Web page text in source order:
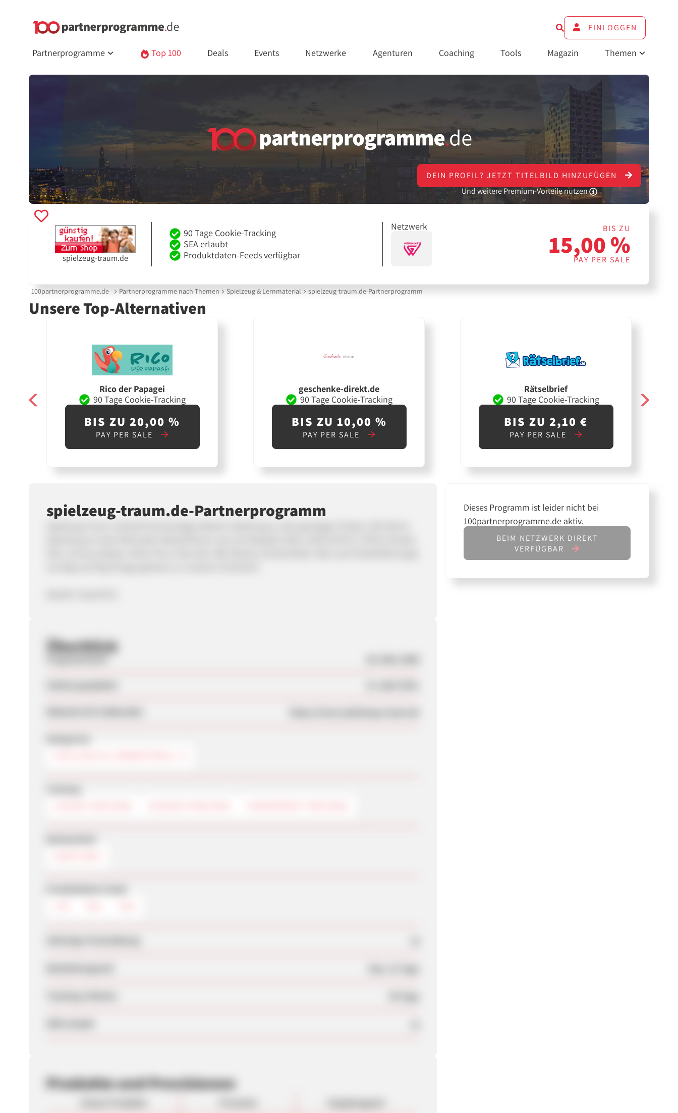
EINLOGGEN
Partnerprogramme Top 100 Deals Events Netzwerke Agenturen Coaching Tools Magazin Themen
DEIN PROFIL? JETZT TITELBILD HINZUFÜGEN
Und weitere Premium-Vorteile nutzen
spielzeug-traum.de
90 Tage Cookie-Tracking
SEA erlaubt
Produktdaten-Feeds verfügbar
Netzwerk BIS ZU
15,00 %
PAY PER SALE
100partnerprogramme.de Partnerprogramme nach Themen Spielzeug & Lernmaterial spielzeug-traum.de-Partnerprogramm
Unsere Top-Alternativen
Rico der Papagei
90 Tage Cookie-Tracking
BIS ZU 20,00 %
PAY PER SALE
geschenke-direkt.de
90 Tage Cookie-Tracking
BIS ZU 10,00 %
PAY PER SALE
Rätselbrief
90 Tage Cookie-Tracking
BIS ZU 2,10 €
PAY PER SALE
spielzeug-traum.de-Partnerprogramm
Überblick
Programmstart
Produkte und Provisionen
Dieses Programm ist leider nicht bei
100partnerprogramme.de aktiv.
BEIM NETZWERK DIREKT
VERFÜGBAR